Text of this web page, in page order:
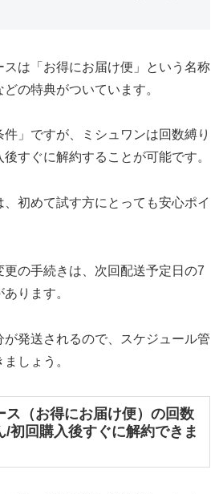
スは「お得にお届け便」という名称
の特典がついています。
」ですが、ミシュワンは回数縛り
すぐに解約することが可能です。
初めて試す方にとっても安心ポイ
の手続きは、次回配送予定日の7
ります。
発送されるので、スケジュール管
しょう。
ス（お得にお届け便）の回数
/初回購入後すぐに解約できま